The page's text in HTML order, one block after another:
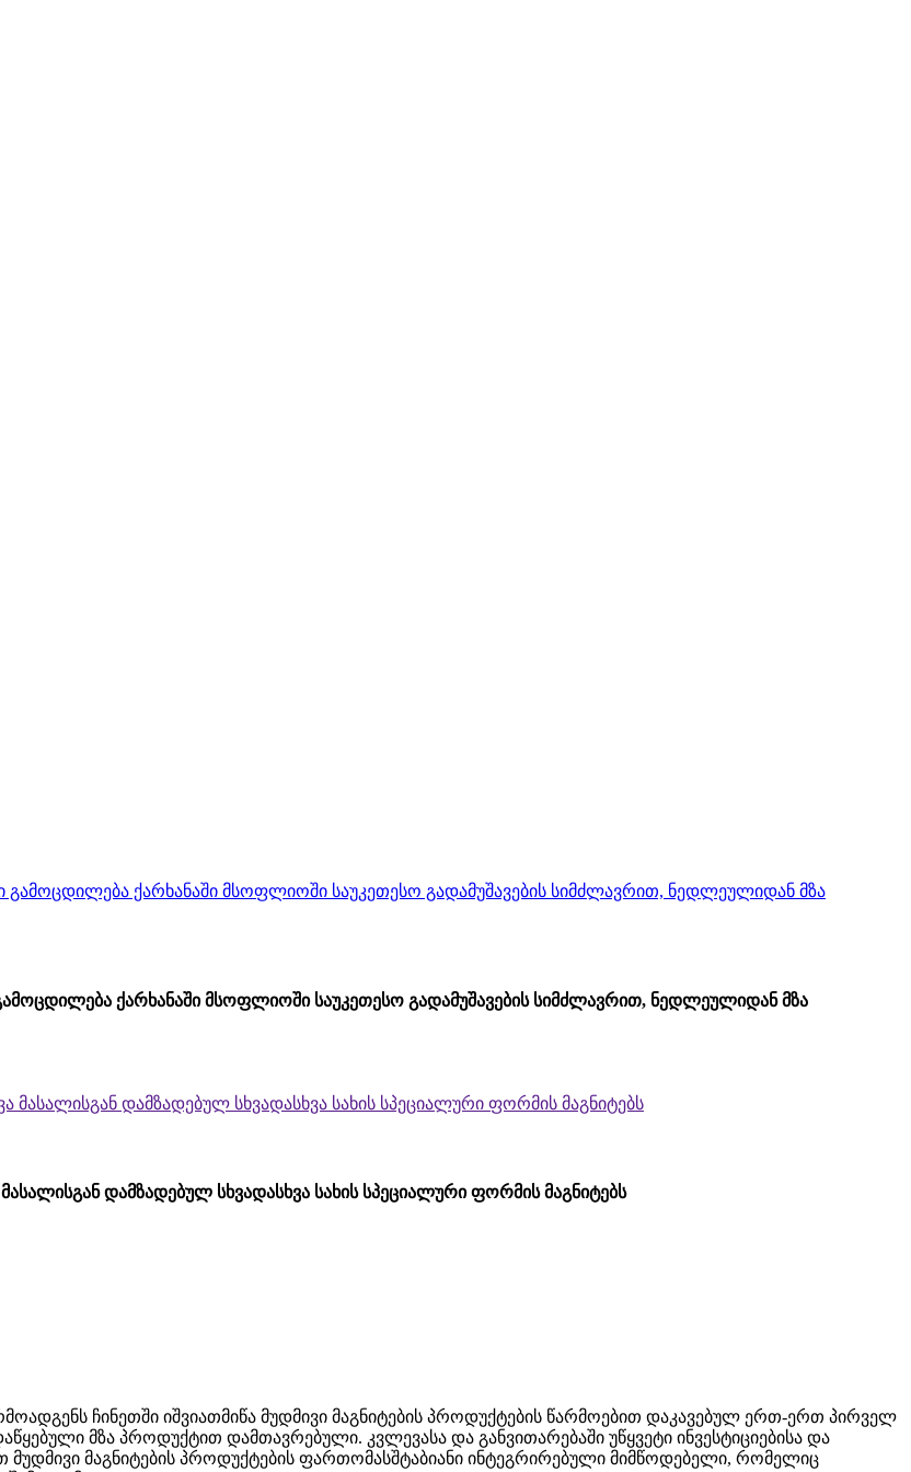
ქარხანაში მსოფლიოში საუკეთესო გადამუშავების სიმძლავრით, ნედლეულიდან მზა
დამზადებულ სხვადასხვა სახის სპეციალური ფორმის მაგნიტებს
ჩინეთში იშვიათმიწა მუდმივი მაგნიტების პროდუქტების წარმოებით დაკავებულ ერთ-ერთ პირველ
მზა პროდუქტით დამთავრებული. კვლევასა და განვითარებაში უწყვეტი ინვესტიციებისა და
მაგნიტების პროდუქტების ფართომასშტაბიანი ინტეგრირებული მიმწოდებელი, რომელიც